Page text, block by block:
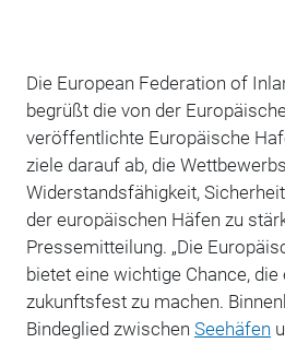
Die European Federation of
begrüßt die von der
veröffentlichte Europäische
ziele darauf ab, die
Widerstandsfähigkeit,
der europäischen Häfen zu
Pressemitteilung. „Die
bietet eine wichtige Chance,
zukunftsfest zu machen.
Bindeglied zwischen Seehäfen